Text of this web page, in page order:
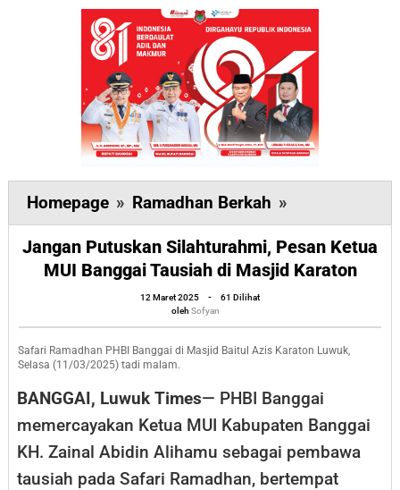
Homepage » Ramadhan Berkah »
Putuskan
Silahturahmi,
Pesan
MUI
Banggai
di
Masjid
Karaton
Jangan Putuskan Silahturahmi, Pesan Ketua
MUI Banggai Tausiah di Masjid Karaton
12 Maret 2025
oleh
Sofyan
-
61 Dilihat
oleh Sofyan
Safari Ramadhan PHBI Banggai di Masjid Baitul Azis Karaton Luwuk,
Selasa (11/03/2025) tadi malam.
BANGGAI, Luwuk Times— PHBI Banggai
memercayakan Ketua MUI Kabupaten Banggai
KH. Zainal Abidin Alihamu sebagai pembawa
tausiah pada Safari Ramadhan, bertempat